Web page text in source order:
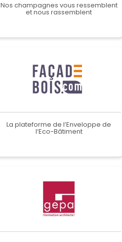
Nos champagnes vous ressemblent
et nous rassemblent
La plateforme de l’Enveloppe de
l’Eco-Bâtiment